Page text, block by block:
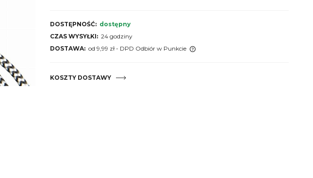
DOSTĘPNOŚĆ: dostępny
CZAS WYSYŁKI: 24 godziny
DOSTAWA: od 9,99 zł - DPD Odbiór w Punkcie
kosztów płatności
KOSZTY DOSTAWY